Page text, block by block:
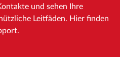
und sehen Ihre
Leitfäden. Hier finden